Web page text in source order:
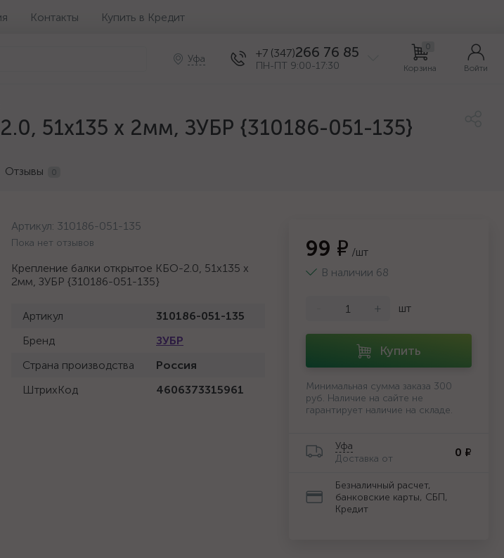
Контакты Купить в Кредит
Уфа +7 (347)266 76 85
ПН-ПТ 9:00-17:30
0
Корзина Войти
51х135 х 2мм, ЗУБР {310186-051-135}
Отзывы 0
Артикул: 310186-051-135
Пока нет отзывов
Крепление балки открытое КБО-2.0, 51х135 х
2мм, ЗУБР {310186-051-135}
Артикул
310186-051-135
Бренд
ЗУБР
Страна производства
Россия
ШтрихКод
4606373315961
99 ₽ /шт
В наличии 68
+ шт
Купить
Минимальная сумма заказа 300
руб. Наличие на сайте не
гарантирует наличие на складе.
Уфа
Доставка от
0 ₽
Безналичный расчет,
банковские карты, СБП,
Кредит